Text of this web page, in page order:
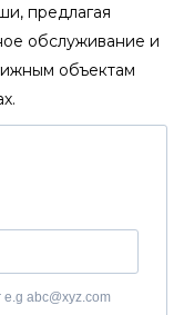
предлагая
обслуживание и
объектам
abc@xyz.com